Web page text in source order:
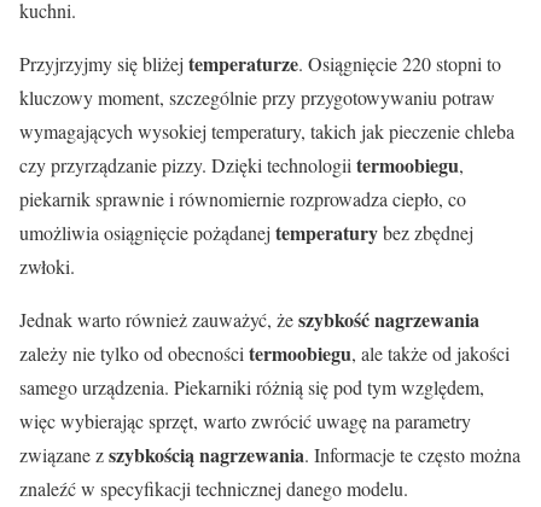
kuchni.
Przyjrzyjmy się bliżej temperaturze. Osiągnięcie 220 stopni to
kluczowy moment, szczególnie przy przygotowywaniu potraw
wymagających wysokiej temperatury, takich jak pieczenie chleba
czy przyrządzanie pizzy. Dzięki technologii termoobiegu,
piekarnik sprawnie i równomiernie rozprowadza ciepło, co
umożliwia osiągnięcie pożądanej temperaturybez zbędnej
zwłoki.
Jednak warto również zauważyć, żeszybkość nagrzewania
zależy nie tylko od obecności termoobiegu, ale także od jakości
samego urządzenia. Piekarniki różnią się pod tym względem,
więc wybierając sprzęt, warto zwrócić uwagę na parametry
związane zszybkością nagrzewania. Informacje te często można
znaleźć w specyfikacji technicznej danego modelu.